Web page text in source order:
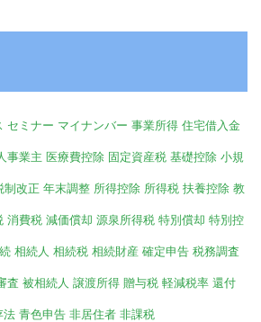
セミナー マイナンバー 事業所得 住宅借入金
事業主 医療費控除 固定資産税 基礎控除 小規
制改正 年末調整 所得控除 所得税 扶養控除 教
消費税 減価償却 源泉所得税 特別償却 特別控
相続人 相続税 相続財産 確定申告 税務調査
査 被相続人 譲渡所得 贈与税 軽減税率 還付
法 青色申告 非居住者 非課税